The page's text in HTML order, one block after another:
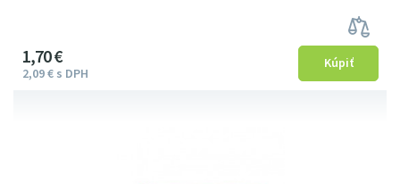
1 70€
2 09€ s DPH